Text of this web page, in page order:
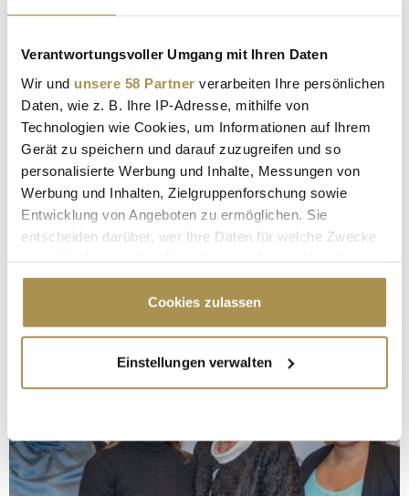
Verantwortungsvoller Umgang mit Ihren Daten
Wir und unsere 58 Partner verarbeiten Ihre persönlichen
Daten, wie z. B. Ihre IP-Adresse, mithilfe von
Technologien wie Cookies, um Informationen auf Ihrem
Gerät zu speichern und darauf zuzugreifen und so
personalisierte Werbung und Inhalte, Messungen von
Werbung und Inhalten, Zielgruppenforschung sowie
Entwicklung von Angeboten zu ermöglichen. Sie
entscheiden darüber, wer Ihre Daten für welche Zwecke
Cookie-Erklärung oder durch Klicken auf das Privacy
Trigger Symbol ändern oder widerrufen
Informationen über Ihre geografische Lage
erfassen, welche bis auf einige Meter genau sein
bestimmten Merkmalen (Fingerprinting) identifizieren
Erfahren Sie mehr darüber, wie Ihre persönlichen Daten
Cookies zulassen
Einstellungen verwalten